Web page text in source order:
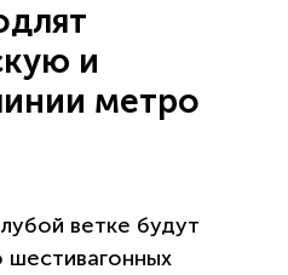
и
метро
ветке будут
шестивагонных